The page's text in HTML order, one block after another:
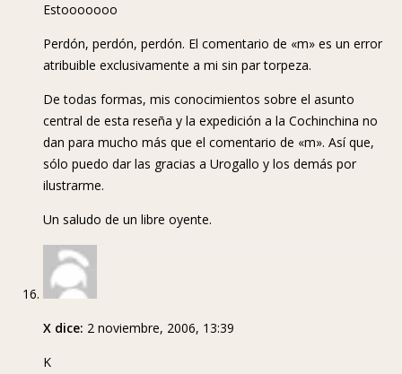
Estooooooo
Perdón, perdón, perdón. El comentario de «m» es un error
atribuible exclusivamente a mi sin par torpeza.
De todas formas, mis conocimientos sobre el asunto
central de esta reseña y la expedición a la Cochinchina no
dan para mucho más que el comentario de «m». Así que,
sólo puedo dar las gracias a Urogallo y los demás por
ilustrarme.
Un saludo de un libre oyente.
X dice: 2 noviembre, 2006, 13:39
K